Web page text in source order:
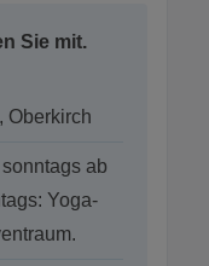
Sie mit.
Oberkirch
ab
Yoga-